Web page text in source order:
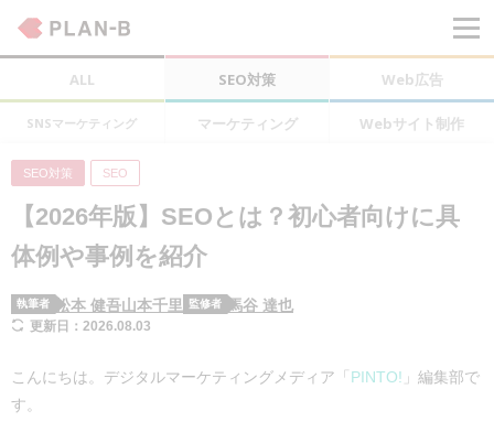
ALL SEO対策 Web広告
SNSマーケティング マーケティング Webサイト制作
SEO対策 SEO
【2026年版】SEOとは？初心者向けに具
体例や事例を紹介
執筆者 松本 健吾山本千里 監修者 馬谷 達也
更新日：2026.08.03
こんにちは。デジタルマーケティングメディア「 PINTO! 」編集部で
す。